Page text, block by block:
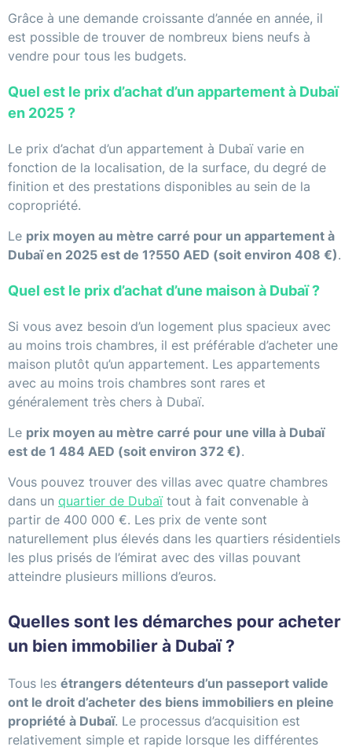
Grâce à une demande croissante d’année en année, il
est possible de trouver de nombreux biens neufs à
vendre pour tous les budgets.
Quel est le prix d’achat d’un appartement à Dubaï
en 2025 ?
Le prix d’achat d’un appartement à Dubaï varie en
fonction de la localisation, de la surface, du degré de
finition et des prestations disponibles au sein de la
copropriété.
Le prix moyen au mètre carré pour un appartement à
Dubaï en 2025 est de 1?550 AED (soit environ 408 €).
Quel est le prix d’achat d’une maison à Dubaï ?
Si vous avez besoin d’un logement plus spacieux avec
au moins trois chambres, il est préférable d’acheter une
maison plutôt qu’un appartement. Les appartements
avec au moins trois chambres sont rares et
généralement très chers à Dubaï.
Le prix moyen au mètre carré pour une villa à Dubaï
est de 1 484 AED (soit environ 372 €).
Vous pouvez trouver des villas avec quatre chambres
dans un quartier de Dubaïtout à fait convenable à
partir de 400 000 €. Les prix de vente sont
naturellement plus élevés dans les quartiers résidentiels
les plus prisés de l’émirat avec des villas pouvant
atteindre plusieurs millions d’euros.
Quelles sont les démarches pour acheter
un bien immobilier à Dubaï ?
Tous les étrangers détenteurs d’un passeport valide
ont le droit d’acheter des biens immobiliers en pleine
propriété à Dubaï. Le processus d’acquisition est
relativement simple et rapide lorsque les différentes